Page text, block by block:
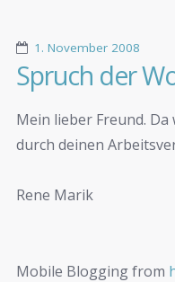
1. November 2008
Spruch der
Mein lieber Freund.
durch deinen
Rene Marik
Mobile Blogging from